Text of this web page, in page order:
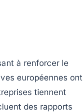
à renforcer le
européennes ont
tiennent
des rapports